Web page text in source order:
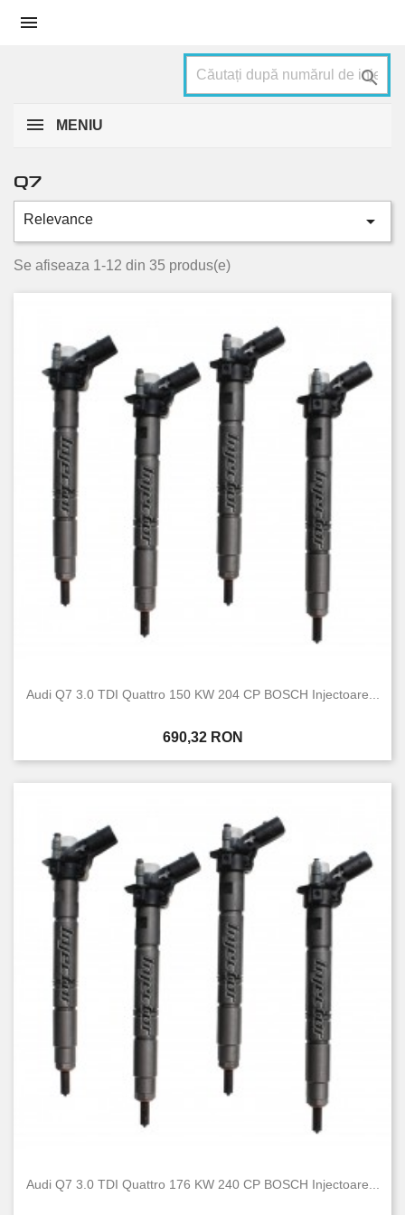


MENIU
3.0 TDI quattro
29
Stare
Nou 19 Folosit 16
Q7
Relevance 
Se afiseaza 1-12 din 35 produs(e)
Audi Q7 3.0 TDI Quattro 150 KW 204 CP BOSCH Injectoare...
Pret
690,32 RON
Audi Q7 3.0 TDI Quattro 176 KW 240 CP BOSCH Injectoare...